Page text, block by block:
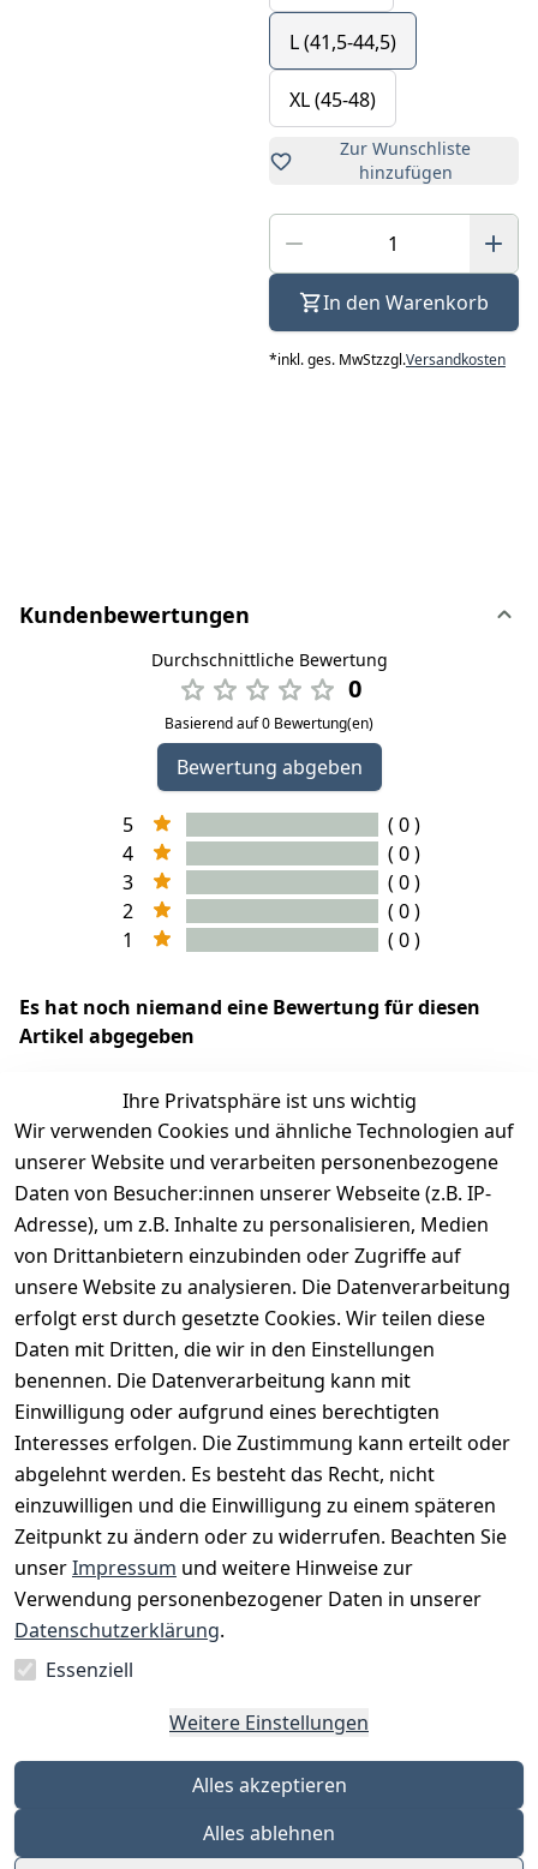
L (41,5-44,5)
XL (45-48)
Zur Wunschliste
hinzufügen
In den Warenkorb
*inkl. ges. MwStzzgl.Versandkosten
Kundenbewertungen
Durchschnittliche Bewertung
0
Basierend auf 0 Bewertung(en)
Bewertung abgeben
5
( 0 )
4
( 0 )
3
( 0 )
2
( 0 )
1
( 0 )
Es hat noch niemand eine Bewertung für diesen
Artikel abgegeben
EU-Verantwortliche Person - klicken Sie für Details
Ihre Privatsphäre ist uns wichtig
Wir verwenden Cookies und ähnliche Technologien auf
unserer Website und verarbeiten personenbezogene
Daten von Besucher:innen unserer Webseite (z.B. IP-
Adresse), um z.B. Inhalte zu personalisieren, Medien
von Drittanbietern einzubinden oder Zugriffe auf
unsere Website zu analysieren. Die Datenverarbeitung
erfolgt erst durch gesetzte Cookies. Wir teilen diese
Daten mit Dritten, die wir in den Einstellungen
benennen. Die Datenverarbeitung kann mit
Einwilligung oder aufgrund eines berechtigten
Interesses erfolgen. Die Zustimmung kann erteilt oder
abgelehnt werden. Es besteht das Recht, nicht
einzuwilligen und die Einwilligung zu einem späteren
Zeitpunkt zu ändern oder zu widerrufen. Beachten Sie
unserImpressum und weitere Hinweise zur
Verwendung personenbezogener Daten in unserer
Datenschutzerklärung.
Essenziell
Weitere Einstellungen
Alles akzeptieren
Alles ablehnen
Rechtliches
AGB
Impressum
Datenschutze
rklärung
Barrierefreihe
Services
Kontakt
Registrieren
Katalog
Zahlungsm
öglichkeite
n
Vorkasse
PayPal
Versanddie
nstleister
Post